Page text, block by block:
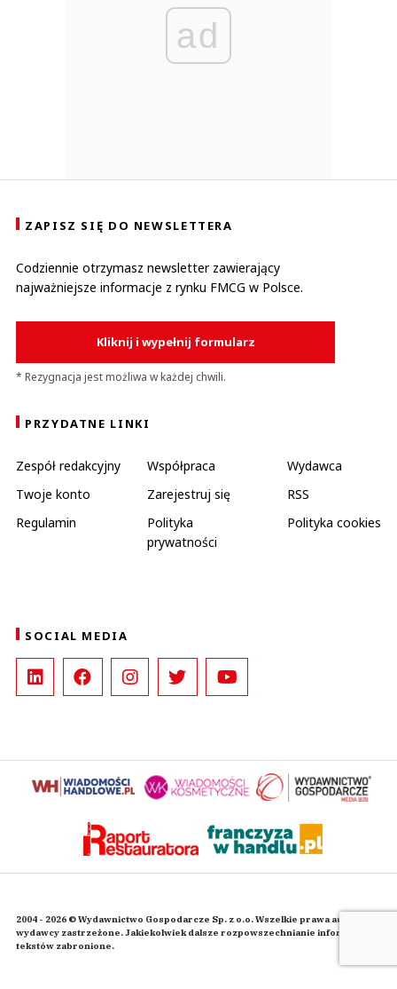
ad
ZAPISZ SIĘ DO NEWSLETTERA
Codziennie otrzymasz newsletter zawierający
najważniejsze informacje z rynku FMCG w Polsce.
Kliknij i wypełnij formularz
* Rezygnacja jest możliwa w każdej chwili.
PRZYDATNE LINKI
Zespół redakcyjny Współpraca
Wydawca
Twoje konto
Zarejestruj się
RSS
Regulamin
Polityka
prywatności
Polityka cookies
SOCIAL MEDIA
2004 - 2026 © Wydawnictwo Gospodarcze Sp. z o.o. Wszelkie prawa autorskie
wydawcy zastrzeżone. Jakiekolwiek dalsze rozpowszechnianie informacji i
tekstów zabronione.